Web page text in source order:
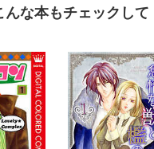
な本もチェックして